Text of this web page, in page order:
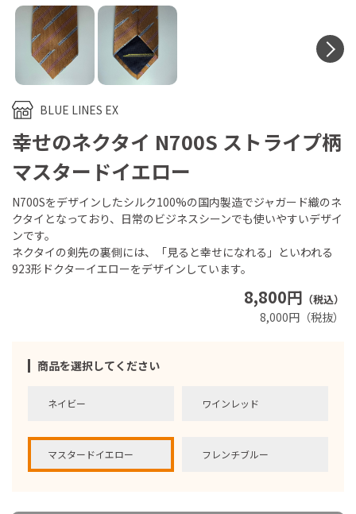
BLUE LINES EX
幸せのネクタイ N700S ストライプ柄
マスタードイエロー
8,800円 （税込）
8,000円（税抜）
商品を選択してください
ネイビー ワインレッド
マスタードイエロー フレンチブルー
N700Sをデザインしたシルク100%の国内製造でジャガード織のネ
クタイとなっており、日常のビジネスシーンでも使いやすいデザイ
ンです。
ネクタイの剣先の裏側には、「見ると幸せになれる」といわれる
923形ドクターイエローをデザインしています。